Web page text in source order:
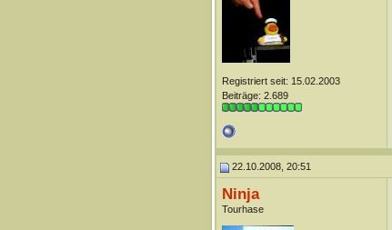
Registriert seit: 15.02.2003
Beiträge: 2.689
22.10.2008, 20:51
Ninja
Tourhase